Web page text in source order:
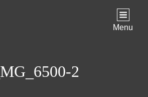
Menu
_MG_6500-2